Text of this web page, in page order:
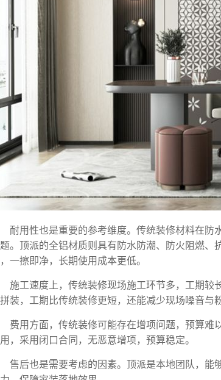
耐用性也是重要的参考维度。传统装修材料在
。顶派的全铝材质则具有防水防潮、防火阻燃
一擦即净，长期使用成本更低。
施工速度上，传统装修现场施工环节多，工期较
装，工期比传统装修更短，还能减少现场噪音与
费用方面，传统装修可能存在增项问题，预算难
，采用闭口合同，无恶意增项，预算稳定。
售后也是需要考虑的因素。顶派是本地团队，能